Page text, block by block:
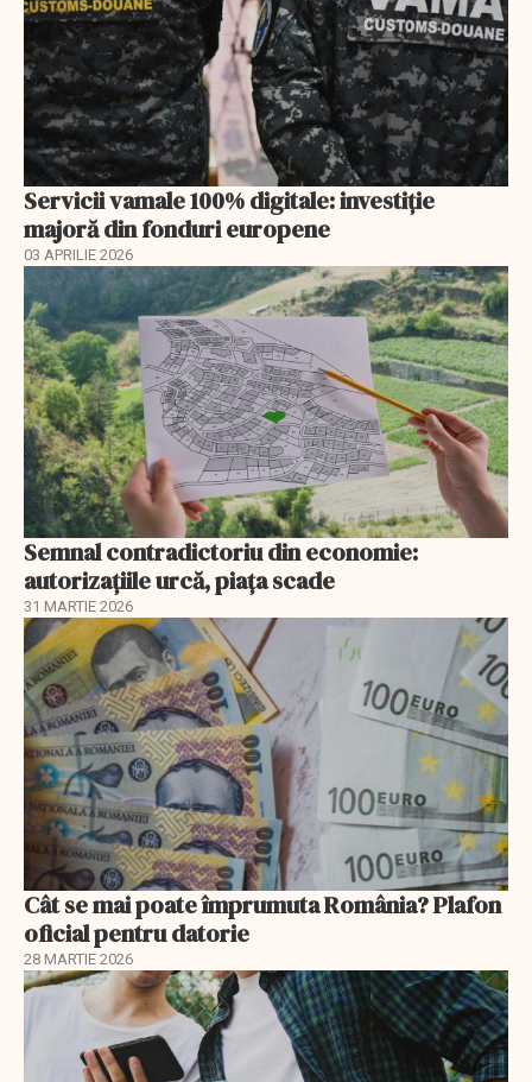
Servicii vamale 100% digitale: investiție
majoră din fonduri europene
03 APRILIE 2026
Semnal contradictoriu din economie:
autorizațiile urcă, piața scade
31 MARTIE 2026
Cât se mai poate împrumuta România? Plafon
oficial pentru datorie
28 MARTIE 2026